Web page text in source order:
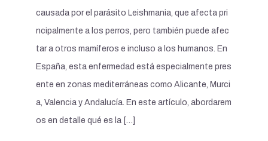
causada por el parásito Leishmania, que afecta pri
ncipalmente a los perros, pero también puede afec
tar a otros mamíferos e incluso a los humanos. En
España, esta enfermedad está especialmente pres
ente en zonas mediterráneas como Alicante, Murci
a, Valencia y Andalucía. En este artículo, abordarem
os en detalle qué es la […]